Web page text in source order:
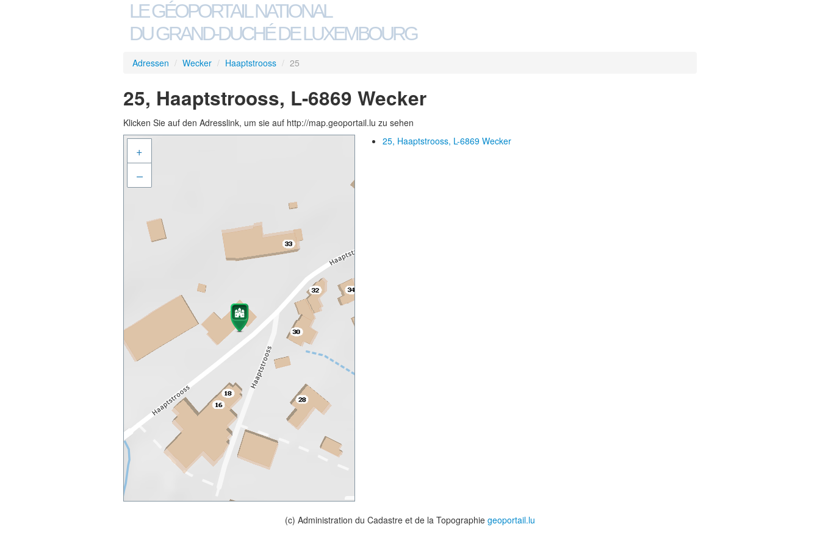
LE GÉOPORTAIL NATIONAL
DU GRAND-DUCHÉ DE LUXEMBOURG
Adressen / Wecker / Haaptstrooss / 25
25, Haaptstrooss, L-6869 Wecker
Klicken Sie auf den Adresslink, um sie auf http://map.geoportail.lu zu sehen
+
–
25, Haaptstrooss, L-6869 Wecker
(c) Administration du Cadastre et de la Topographie geoportail.lu